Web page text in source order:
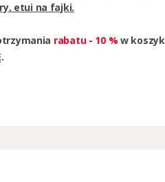
, etui na fajki.
rabatu - 10 % w